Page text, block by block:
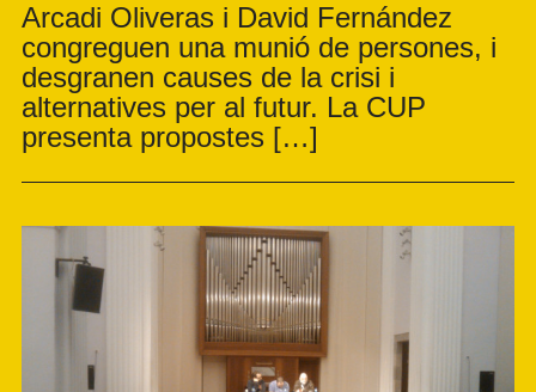
Arcadi Oliveras i David Fernández
congreguen una munió de persones, i
desgranen causes de la crisi i
alternatives per al futur. La CUP
presenta propostes […]